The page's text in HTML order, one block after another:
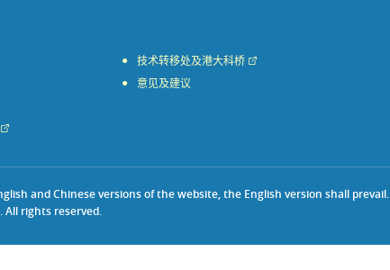
技术转移处及港大科桥
意见及建议
and Chinese versions of the website, the English version shall prevail.
All rights reserved.